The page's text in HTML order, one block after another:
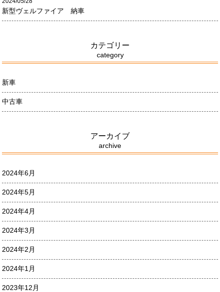
新型ヴェルファイア 納車
カテゴリー
category
新車
中古車
アーカイブ
archive
2024年6月
2024年5月
2024年4月
2024年3月
2024年2月
2024年1月
2023年12月